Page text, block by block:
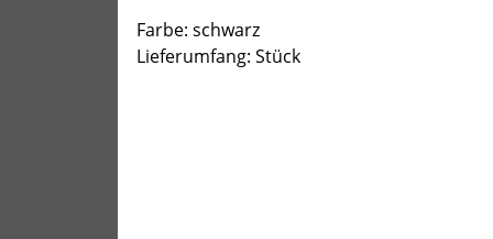
Farbe: schwarz
Lieferumfang: Stück